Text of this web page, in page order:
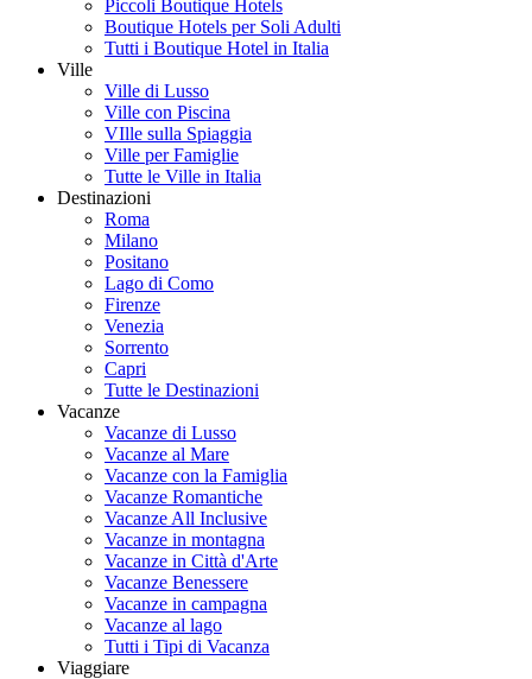
Piccoli Boutique Hotels
Boutique Hotels per Soli Adulti
Tutti i Boutique Hotel in Italia
Ville
Ville di Lusso
Ville con Piscina
VIlle sulla Spiaggia
Ville per Famiglie
Tutte le Ville in Italia
Destinazioni
Roma
Milano
Positano
Lago di Como
Firenze
Venezia
Sorrento
Capri
Tutte le Destinazioni
Vacanze
Vacanze di Lusso
Vacanze al Mare
Vacanze con la Famiglia
Vacanze Romantiche
Vacanze All Inclusive
Vacanze in montagna
Vacanze in Città d'Arte
Vacanze Benessere
Vacanze in campagna
Vacanze al lago
Tutti i Tipi di Vacanza
Viaggiare